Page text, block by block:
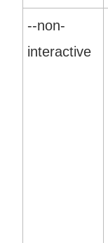
--non-
interactive